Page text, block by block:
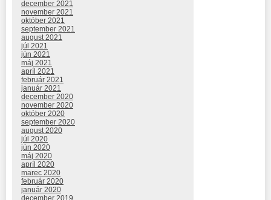
december 2021
november 2021
október 2021
september 2021
august 2021
júl 2021
jún 2021
máj 2021
apríl 2021
február 2021
január 2021
december 2020
november 2020
október 2020
september 2020
august 2020
júl 2020
jún 2020
máj 2020
apríl 2020
marec 2020
február 2020
január 2020
december 2019